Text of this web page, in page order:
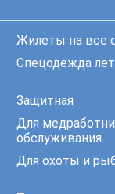
Жилеты на все
Спецодежда
Защитная
Для
обслуживания
Для охоты и